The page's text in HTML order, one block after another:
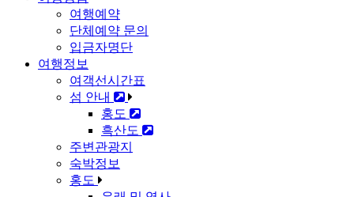
여행예약
단체예약 문의
입금자명단
여행정보
여객선시간표
섬 안내
홍도
흑산도
주변관광지
숙박정보
홍도